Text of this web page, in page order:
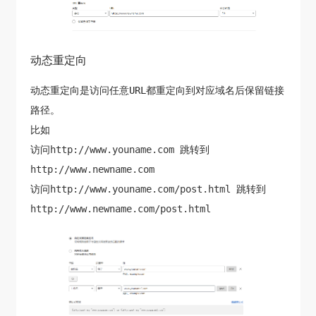
动态重定向
动态重定向是访问任意URL都重定向到对应域名后保留链接
路径。
比如
访问http://www.youname.com跳转到
http://www.newname.com
访问http://www.youname.com/post.html 跳转到
http://www.newname.com/post.html